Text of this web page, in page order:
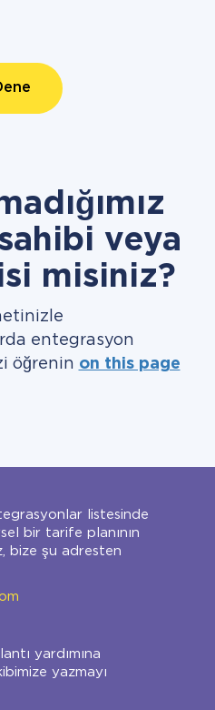
veya
misiniz?
entegrasyon
öğrenin on this page
listesinde
bir tarife planının
bize şu adresten
yardımına
yazmayı